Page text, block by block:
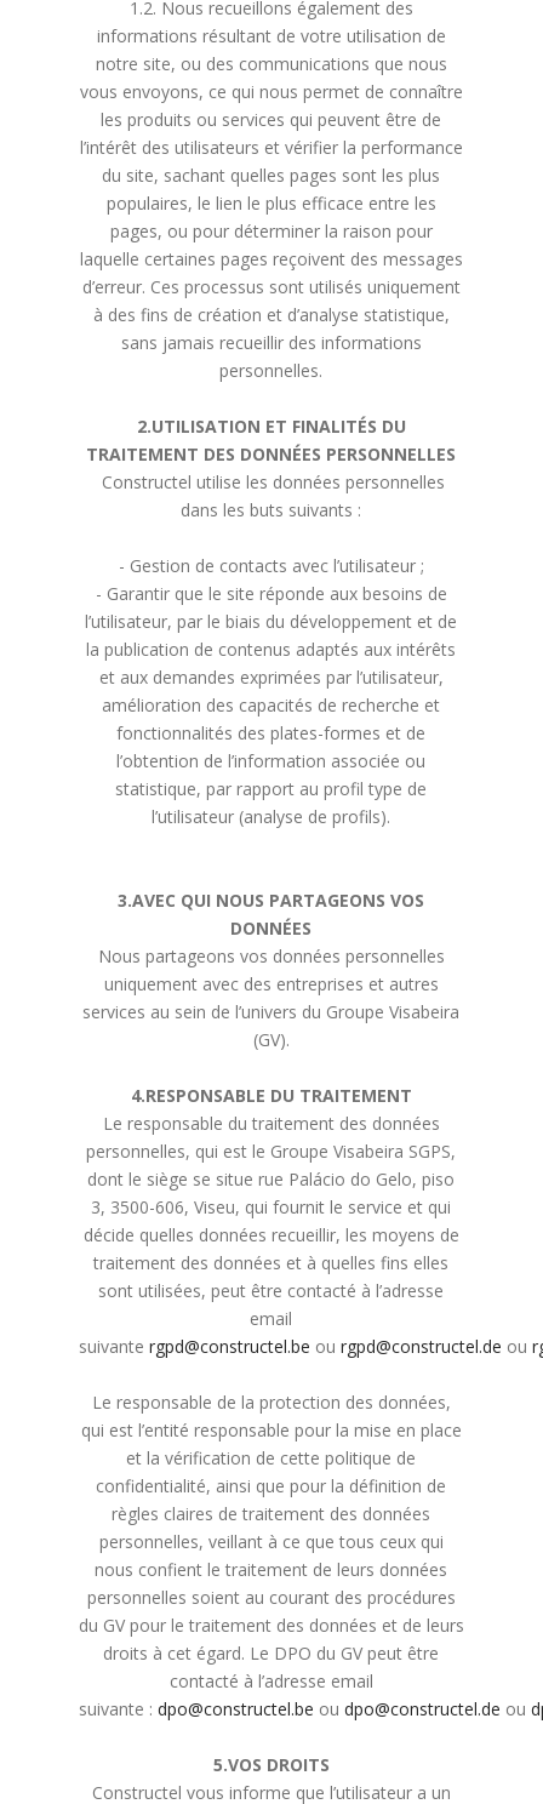
1.2. Nous recueillons également des
informations résultant de votre utilisation de
notre site, ou des communications que nous
vous envoyons, ce qui nous permet de connaître
les produits ou services qui peuvent être de
l’intérêt des utilisateurs et vérifier la performance
du site, sachant quelles pages sont les plus
populaires, le lien le plus efficace entre les
pages, ou pour déterminer la raison pour
laquelle certaines pages reçoivent des messages
d’erreur. Ces processus sont utilisés uniquement
à des fins de création et d’analyse statistique,
sans jamais recueillir des informations
personnelles.
2.UTILISATION ET FINALITÉS DU
TRAITEMENT DES DONNÉES PERSONNELLES
Constructel utilise les données personnelles
dans les buts suivants :
- Gestion de contacts avec l’utilisateur ;
- Garantir que le site réponde aux besoins de
l’utilisateur, par le biais du développement et de
la publication de contenus adaptés aux intérêts
et aux demandes exprimées par l’utilisateur,
amélioration des capacités de recherche et
fonctionnalités des plates-formes et de
l’obtention de l’information associée ou
statistique, par rapport au profil type de
l’utilisateur (analyse de profils).
3.AVEC QUI NOUS PARTAGEONS VOS
DONNÉES
Nous partageons vos données personnelles
uniquement avec des entreprises et autres
services au sein de l’univers du Groupe Visabeira
(GV).
4.RESPONSABLE DU TRAITEMENT
Le responsable du traitement des données
personnelles, qui est le Groupe Visabeira SGPS,
dont le siège se situe rue Palácio do Gelo, piso
3, 3500-606, Viseu, qui fournit le service et qui
décide quelles données recueillir, les moyens de
traitement des données et à quelles fins elles
sont utilisées, peut être contacté à l’adresse
email
suivante rgpd@constructel.be ou rgpd@constructel.de ou
Le responsable de la protection des données,
qui est l’entité responsable pour la mise en place
et la vérification de cette politique de
confidentialité, ainsi que pour la définition de
règles claires de traitement des données
personnelles, veillant à ce que tous ceux qui
nous confient le traitement de leurs données
personnelles soient au courant des procédures
du GV pour le traitement des données et de leurs
droits à cet égard. Le DPO du GV peut être
contacté à l’adresse email
suivante : dpo@constructel.be ou dpo@constructel.de ou
5.VOS DROITS
Constructel vous informe que l’utilisateur a un